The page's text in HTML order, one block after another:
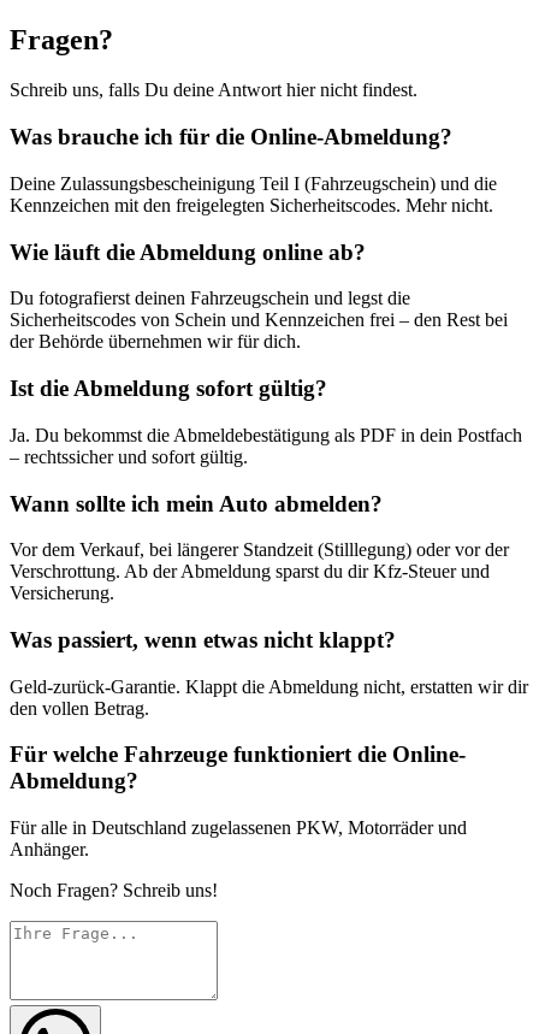
Fragen?
Schreib uns, falls Du deine Antwort hier nicht findest.
Was brauche ich für die Online-Abmeldung?
Deine Zulassungsbescheinigung Teil I (Fahrzeugschein) und die
Kennzeichen mit den freigelegten Sicherheitscodes. Mehr nicht.
Wie läuft die Abmeldung online ab?
Du fotografierst deinen Fahrzeugschein und legst die
Sicherheitscodes von Schein und Kennzeichen frei – den Rest bei
der Behörde übernehmen wir für dich.
Ist die Abmeldung sofort gültig?
Ja. Du bekommst die Abmeldebestätigung als PDF in dein Postfach
– rechtssicher und sofort gültig.
Wann sollte ich mein Auto abmelden?
Vor dem Verkauf, bei längerer Standzeit (Stilllegung) oder vor der
Verschrottung. Ab der Abmeldung sparst du dir Kfz-Steuer und
Versicherung.
Was passiert, wenn etwas nicht klappt?
Geld-zurück-Garantie. Klappt die Abmeldung nicht, erstatten wir dir
den vollen Betrag.
Für welche Fahrzeuge funktioniert die Online-
Abmeldung?
Für alle in Deutschland zugelassenen PKW, Motorräder und
Anhänger.
Noch Fragen? Schreib uns!